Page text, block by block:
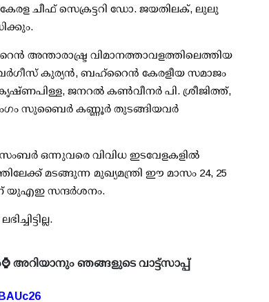
ചീഫ് സെക്രട്ടറി ഡോ. ജയതിലക്, ലുലു
അന്താരാഷ്ട്ര വിമാനത്താവളത്തിലെത്തിയ
വര്‍ഗീസ് കുര്യന്‍, ബഹ്‌റൈന്‍ കേരളീയ സമാജം
ജനറല്‍ കണ്‍വീനര്‍ പി. ശ്രീജിത്ത്,
സുബൈര്‍ കണ്ണൂര്‍ തുടങ്ങിയവര്‍
ഒന്നുവരെ വിവിധ ഇടവേളകളില്‍
മടങ്ങുന്ന മുഖ്യമന്ത്രി ഈ മാസം 24, 25
യുഎഇ സന്ദര്‍ശനം.
അറിയാനും ഞങ്ങളുടെ വാട്ട്സാപ്പ്